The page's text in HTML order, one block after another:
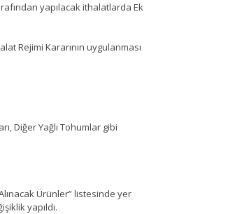
yapılacak ithalatlarda Ek
Rejimi Kararının uygulanması
Diğer Yağlı Tohumlar gibi
Ürünler” listesinde yer
yapıldı.